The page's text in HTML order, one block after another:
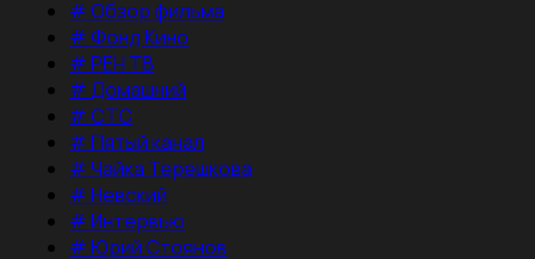
#Обзор фильма
#Фонд Кино
#РЕН ТВ
#Домашний
#СТС
#Пятый канал
#Чайка Терешкова
#Невский
#Интервью
#Юрий Стоянов